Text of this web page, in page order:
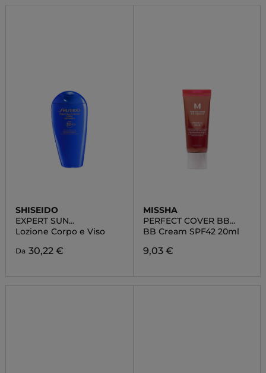
SHISEIDO
EXPERT SUN
PROTECTOR
Lozione Corpo e Viso
Da 30,22 €
MISSHA
PERFECT COVER BB
CREAM
BB Cream SPF42 20ml
9,03 €